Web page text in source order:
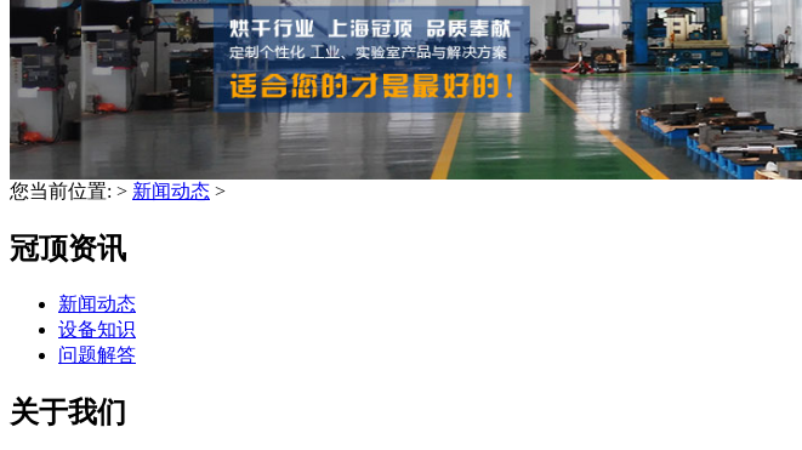
您当前位置: > 新闻动态 >
冠顶资讯
新闻动态
设备知识
问题解答
关于我们